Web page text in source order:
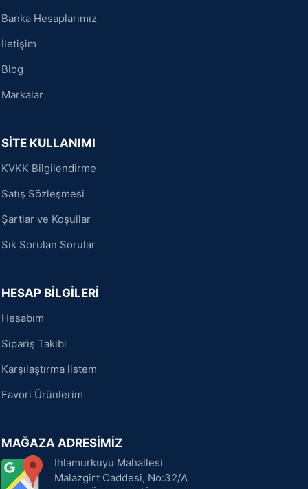
Banka Hesaplarımız
İletişim
Blog
Markalar
SİTE KULLANIMI
KVKK Bilgilendirme
Satış Sözleşmesi
Şartlar ve Koşullar
Sık Sorulan Sorular
HESAP BİLGİLERİ
Hesabım
Sipariş Takibi
Karşılaştırma listem
Favori Ürünlerim
MAĞAZA ADRESİMİZ
Ihlamurkuyu Mahallesi
Malazgirt Caddesi, No:32/A